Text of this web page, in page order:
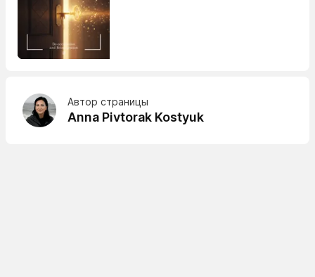
Автор страницы
Anna Pivtorak Kostyuk